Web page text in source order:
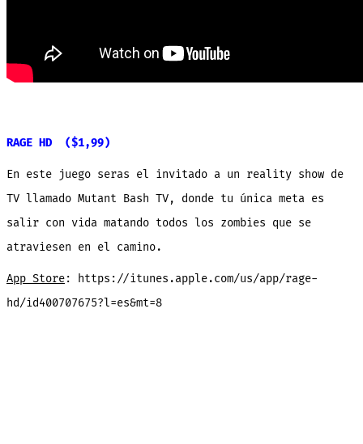
RAGE HD ($1,99)
En este juego seras el invitado a un reality show de
TV llamado Mutant Bash TV, donde tu única meta es
salir con vida matando todos los zombies que se
atraviesen en el camino.
App Store: https://itunes.apple.com/us/app/rage-
hd/id400707675?l=es&mt=8